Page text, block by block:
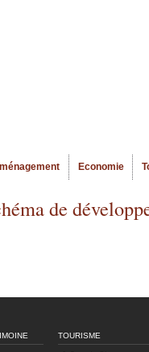
Economie
de
TOURISME